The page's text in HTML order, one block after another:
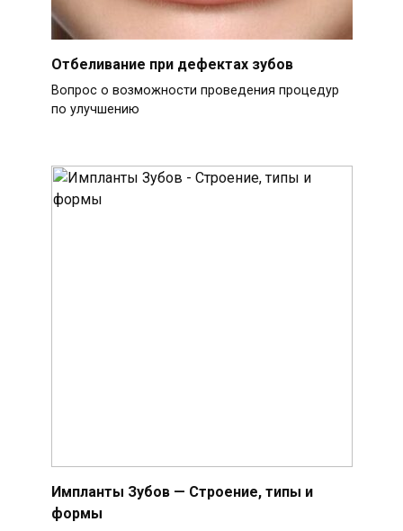
Отбеливание при дефектах зубов
Вопрос о возможности проведения процедур
по улучшению
Импланты Зубов — Строение, типы и
формы